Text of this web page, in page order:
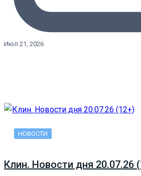
Июл 21, 2026
НОВОСТИ
Клин. Новости дня 20.07.26